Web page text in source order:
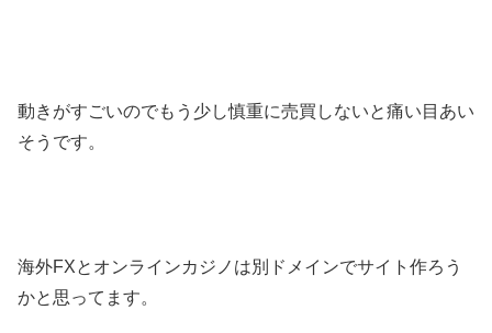
動きがすごいのでもう少し慎重に売買しないと痛い目あい
そうです。
海外FXとオンラインカジノは別ドメインでサイト作ろう
かと思ってます。